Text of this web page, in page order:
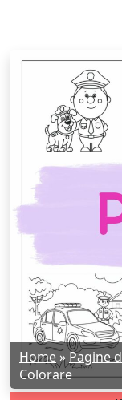
Home» Pagine
Colorare